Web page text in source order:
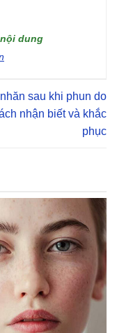
nội dung
sau khi phun do
nhận biết và khắc
phục